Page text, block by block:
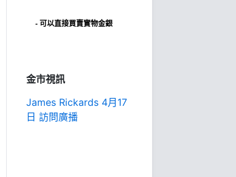
- 可以直接買賣實物金銀
金市視訊
James Rickards 4月17
日 訪問廣播